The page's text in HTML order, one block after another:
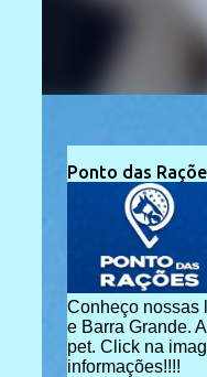
Ponto das
Conheço nossas
e Barra Grande.
pet. Click na
informações!!!!